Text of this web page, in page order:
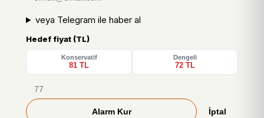
veya Telegram ile haber al
Hedef fiyat (TL)
Konservatif
81 TL
Dengeli
72 TL
Alarm Kur İptal